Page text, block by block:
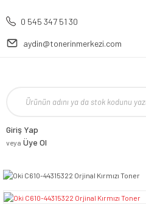
0 545 347 51 30
aydin@tonerinmerkezi.com
Giriş Yap
veya Üye Ol